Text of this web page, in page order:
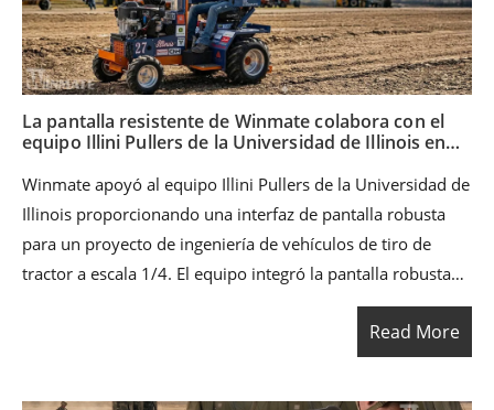
La pantalla resistente de Winmate colabora con el
equipo Illini Pullers de la Universidad de Illinois en
Winmate apoyó al equipo Illini Pullers de la Universidad de
Illinois proporcionando una interfaz de pantalla robusta
para un proyecto de ingeniería de vehículos de tiro de
tractor a escala 1/4. El equipo integró la pantalla robusta
R12IB3S-GSM2 en su sistema de control GUI para mejorar
el monitoreo del vehículo, la interacción del operador y la
presentación profesional del sistema durante las pruebas y
Read More